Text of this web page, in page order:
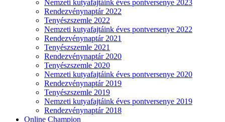
Nemzeti kutyafajtáink éves pontversenye 2023
Rendezvénynaptár 2022
Tenyészszemle 2022
Nemzeti kutyafajtáink éves pontversenye 2022
Rendezvénynaptár 2021
Tenyészszemle 2021
Rendezvénynaptár 2020
Tenyészszemle 2020
Nemzeti kutyafajtáink éves pontversenye 2020
Rendezvénynaptár 2019
Tenyészszemle 2019
Nemzeti kutyafajtáink éves pontversenye 2019
Rendezvénynaptár 2018
Online Champion